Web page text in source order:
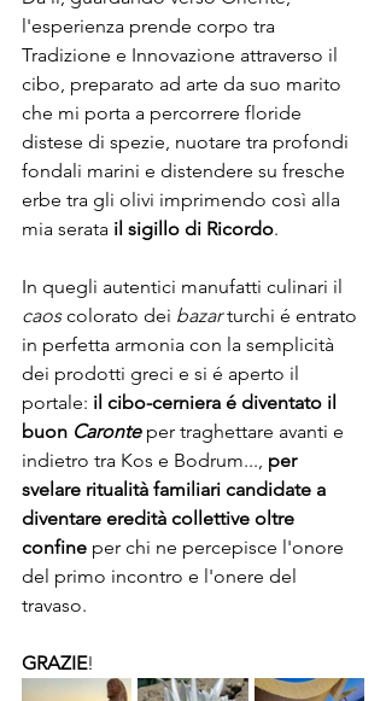
l'esperienza prende corpo tra
Tradizione e Innovazione attraverso il
cibo, preparato ad arte da suo marito
che mi porta a percorrere floride
distese di spezie, nuotare tra profondi
fondali marini e distendere su fresche
erbe tra gli olivi imprimendo così alla
mia serata il sigillo di Ricordo.
In quegli autentici manufatti culinari il
caos colorato dei bazar turchi é entrato
in perfetta armonia con la semplicità
dei prodotti greci e si é aperto il
portale: il cibo-cerniera é diventato il
buon Caronte per traghettare avanti e
indietro tra Kos e Bodrum..., per
svelare ritualità familiari candidate a
diventare eredità collettive oltre
confine per chi ne percepisce l'onore
del primo incontro e l'onere del
travaso.
GRAZIE!